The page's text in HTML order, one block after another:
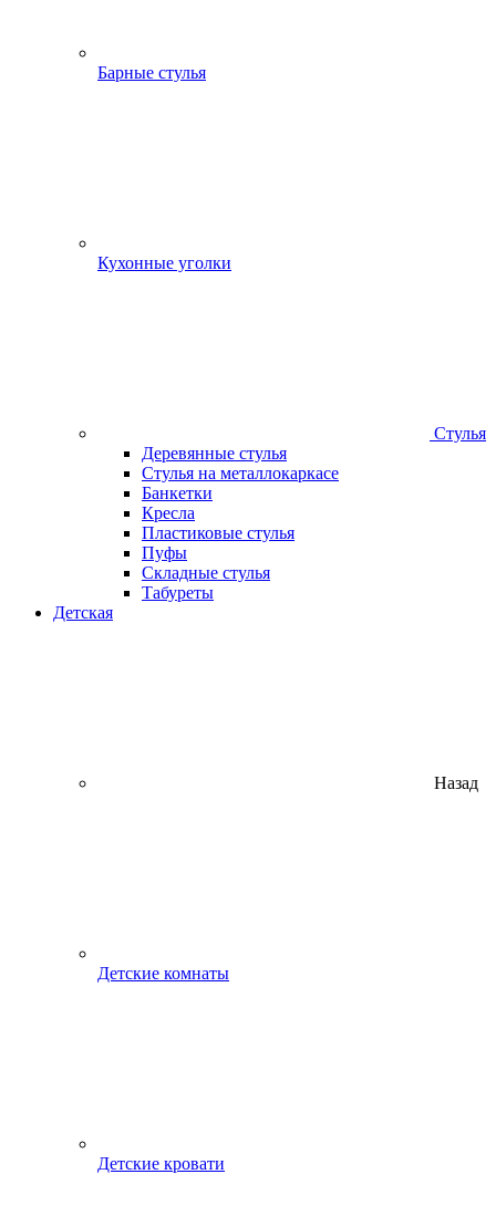
Барные стулья
Кухонные уголки
Стулья
Деревянные стулья
Стулья на металлокаркасе
Банкетки
Кресла
Пластиковые стулья
Пуфы
Складные стулья
Табуреты
Детская
Назад
Детские комнаты
Детские кровати